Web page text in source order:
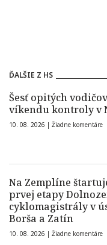
ĎALŠIE Z HS
Šesť opitých
víkendu kontroly v
10. 08. 2026 | Žiadne komentáre
Na Zemplíne
prvej etapy
cyklomagistrály v
Borša a Zatín
10. 08. 2026 | Žiadne komentáre